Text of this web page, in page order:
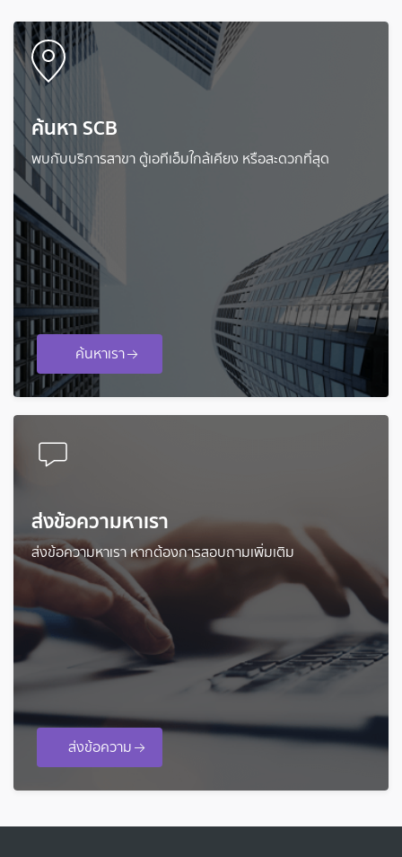
ค้นหา SCB
พบกับบริการสาขา ตู้เอทีเอ็มใกล้เคียง หรือสะดวกที่สุด
ค้นหาเรา
ส่งข้อความหาเรา
ส่งข้อความหาเรา หากต้องการสอบถามเพิ่มเติม
ส่งข้อความ